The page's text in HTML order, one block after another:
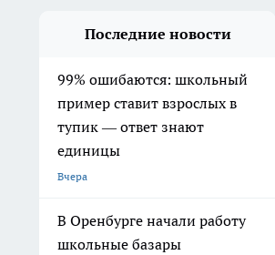
Последние новости
99% ошибаются: школьный
пример ставит взрослых в
тупик — ответ знают
единицы
Вчера
В Оренбурге начали работу
школьные базары